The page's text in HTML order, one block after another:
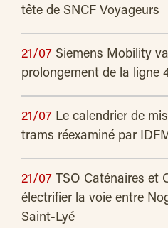
tête de SNCF Voyageurs
21/07 Siemens Mobility
prolongement de la ligne
21/07 Le calendrier de
trams réexaminé par
21/07 TSO Caténaires et
électrifier la voie entre
Saint-Lyé